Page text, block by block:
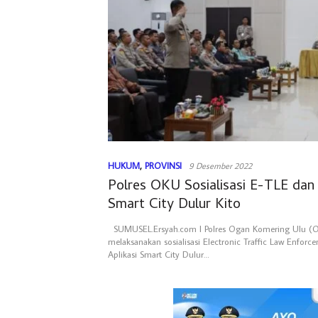
HUKUM, PROVINSI 9 Desember 2022
Polres OKU Sosialisasi E-TLE
Smart City Dulur Kito
SUMUSEL.Ersyah.com l Polres Ogan Komering Ulu
melaksanakan sosialisasi Electronic Traffic Law
Aplikasi Smart City Dulur…